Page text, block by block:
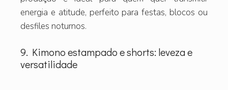
energia e atitude, perfeito para festas, blocos ou
desfiles noturnos.
9. Kimono estampado e shorts: leveza e
versatilidade